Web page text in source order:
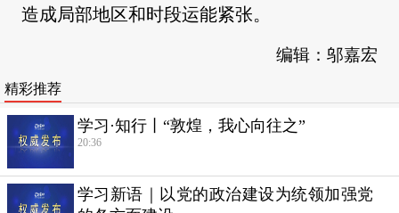
造成局部地区和时段运能紧张。
编辑：邬嘉宏
精彩推荐